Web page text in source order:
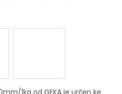
1kg od GEKA je určen ke